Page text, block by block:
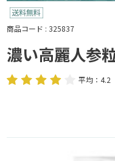
商品コード : 325837
濃い高麗人参
平均：4.2